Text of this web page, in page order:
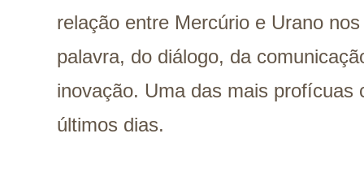
relação entre Mercúrio e Urano
palavra, do diálogo, da
inovação. Uma das mais profícuas
últimos dias.